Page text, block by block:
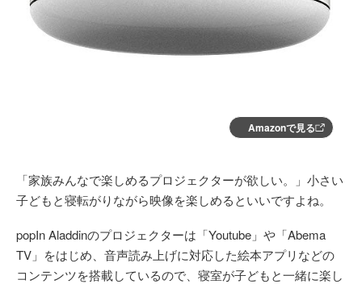
Amazonで見る
「家族みんなで楽しめるプロジェクターが欲しい。」小さい
子どもと寝転がりながら映像を楽しめるといいですよね。
popIn Aladdinのプロジェクターは「Youtube」や「Abema
TV」をはじめ、音声読み上げに対応した絵本アプリなどの
コンテンツを搭載しているので、寝室が子どもと一緒に楽し